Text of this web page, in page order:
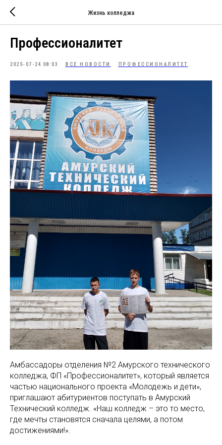
Жизнь колледжа
Профессионалитет
2025-07-24 08:03 ВСЕ НОВОСТИ ПРОФЕССИОНАЛИТЕТ
Амбассадоры отделения №2 Амурского технического
колледжа, ФП «Профессионалитет», который является
частью национального проекта «Молодежь и дети»,
приглашают абитуриентов поступать в Амурский
Технический колледж. «Наш колледж – это то место,
где мечты становятся сначала целями, а потом
достижениями!».